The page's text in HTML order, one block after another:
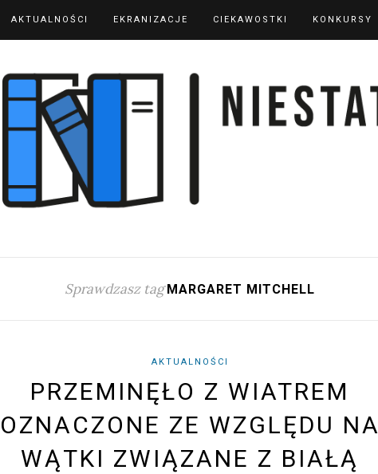
AKTUALNOŚCI EKRANIZACJE CIEKAWOSTKI KONKURSY
Sprawdzasz tag MARGARET MITCHELL
AKTUALNOŚCI
PRZEMINĘŁO Z WIATREM
OZNACZONE ZE WZGLĘDU NA
WĄTKI ZWIĄZANE Z BIAŁĄ